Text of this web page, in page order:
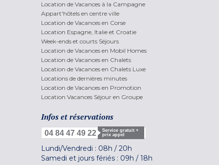
Location de Vacances à la Campagne
Appart'hôtels en centre ville
Location de Vacances en Corse
Location Espagne, Italie et Croatie
Week-ends et courts Séjours
Location de Vacances en Mobil Homes
Location de Vacances en Chalets
Location de Vacances en Chalets Luxe
Locations de dernières minutes
Location de Vacances en Promotion
Location Vacances Séjour en Groupe
Infos et réservations
04 84 47 49 22
Service gratuit +
prix appel
Lundi/Vendredi : 08h / 20h
Samedi et jours fériés : 09h / 18h